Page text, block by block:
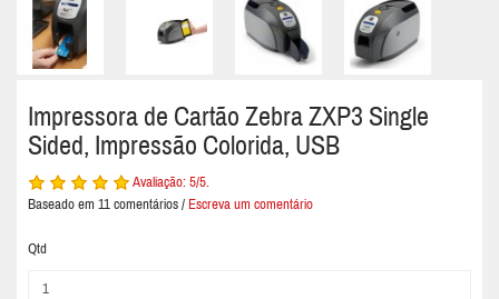
Impressora de Cartão Zebra ZXP3 Single
Sided, Impressão Colorida, USB
Avaliação: 5/5.
Baseado em 11 comentários / Escreva um comentário
Qtd